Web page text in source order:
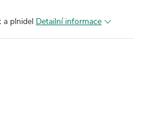
a plnidel Detailní informace